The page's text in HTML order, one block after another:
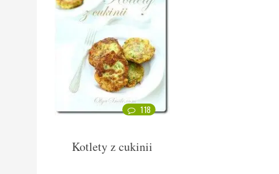
118
Kotlety z cukinii